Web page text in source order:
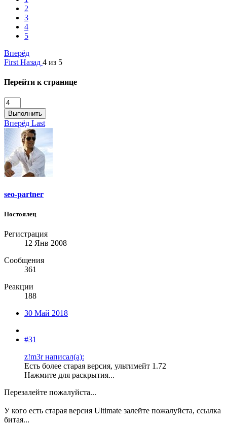
2
3
4
5
Вперёд
First Назад 4 из 5
Перейти к странице
Выполнить
Вперёд Last
seo-partner
Постоялец
Регистрация
12 Янв 2008
Сообщения
361
Реакции
188
30 Май 2018
#31
z!m3r написал(а):
Есть более старая версия, ультимейт 1.72
Нажмите для раскрытия...
Перезалейте пожалуйста...
У кого есть старая версия Ultimate залейте пожалуйста, ссылка
битая...